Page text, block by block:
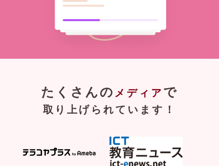
たくさんの メディア で
取り上げられています！